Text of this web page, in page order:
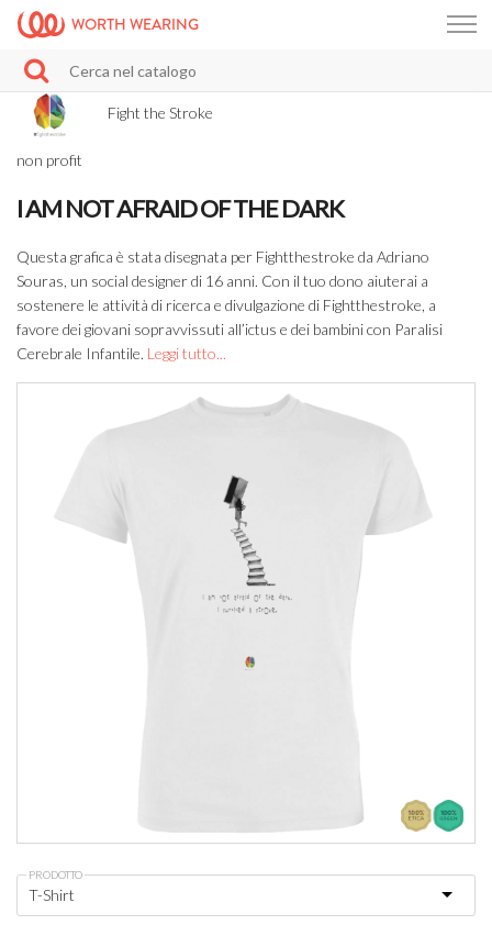
WORTH WEARING
Fight the Stroke
non profit
I AM NOT AFRAID OF THE DARK
Questa grafica è stata disegnata per Fightthestroke da Adriano
Souras, un social designer di 16 anni. Con il tuo dono aiuterai a
sostenere le attività di ricerca e divulgazione di Fightthestroke, a
favore dei giovani sopravvissuti all’ictus e dei bambini con Paralisi
Cerebrale Infantile. Leggi tutto...
PRODOTTO